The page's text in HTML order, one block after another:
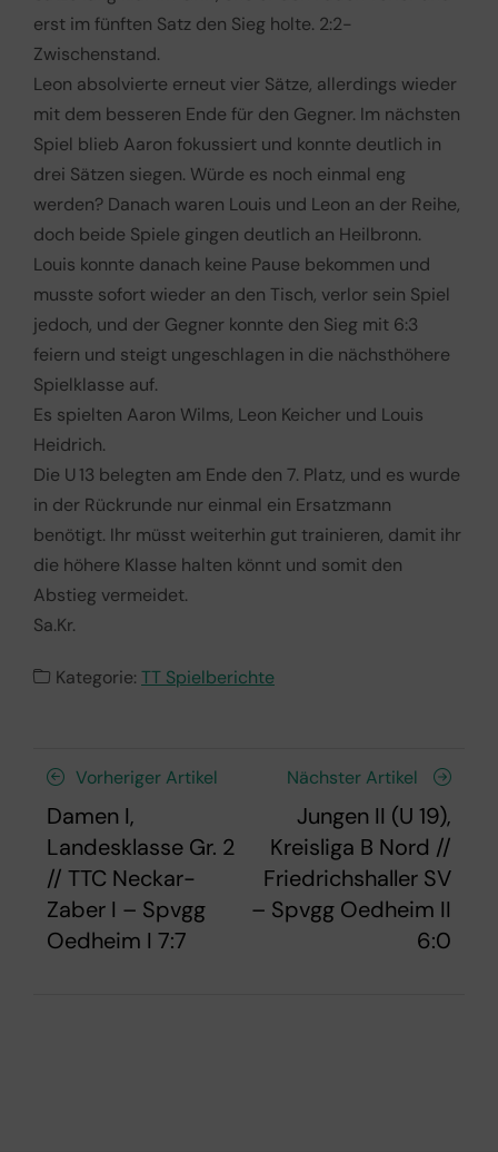
erst im fünften Satz den Sieg holte. 2:2-
Zwischenstand.
Leon absolvierte erneut vier Sätze, allerdings wieder
mit dem besseren Ende für den Gegner. Im nächsten
Spiel blieb Aaron fokussiert und konnte deutlich in
drei Sätzen siegen. Würde es noch einmal eng
werden? Danach waren Louis und Leon an der Reihe,
doch beide Spiele gingen deutlich an Heilbronn.
Louis konnte danach keine Pause bekommen und
musste sofort wieder an den Tisch, verlor sein Spiel
jedoch, und der Gegner konnte den Sieg mit 6:3
feiern und steigt ungeschlagen in die nächsthöhere
Spielklasse auf.
Es spielten Aaron Wilms, Leon Keicher und Louis
Heidrich.
Die U 13 belegten am Ende den 7. Platz, und es wurde
in der Rückrunde nur einmal ein Ersatzmann
benötigt. Ihr müsst weiterhin gut trainieren, damit ihr
die höhere Klasse halten könnt und somit den
Abstieg vermeidet.
Sa.Kr.
Kategorie: TT Spielberichte
Vorheriger Artikel
Damen I,
Landesklasse Gr. 2
// TTC Neckar-
Zaber I – Spvgg
Oedheim I 7:7
Nächster Artikel
Jungen II (U 19),
Kreisliga B Nord //
Friedrichshaller SV
– Spvgg Oedheim II
6:0